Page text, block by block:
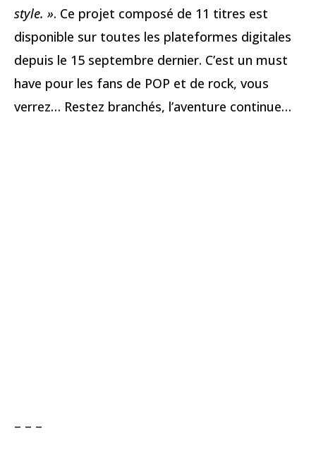
style. ». Ce projet composé de 11 titres est
disponible sur toutes les plateformes digitales
depuis le 15 septembre dernier. C’est un must
have pour les fans de POP et de rock, vous
verrez… Restez branchés, l’aventure continue…
– – –